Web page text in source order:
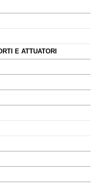
E ATTUATORI